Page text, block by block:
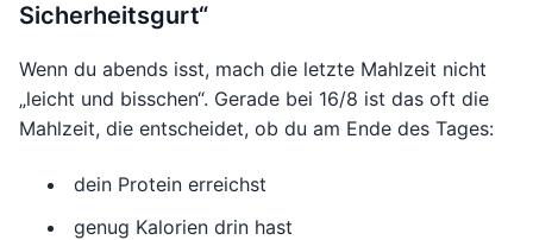
Sicherheitsgurt“
Wenn du abends isst, mach die letzte Mahlzeit nicht
„leicht und bisschen“. Gerade bei 16/8 ist das oft die
Mahlzeit, die entscheidet, ob du am Ende des Tages:
dein Protein erreichst
genug Kalorien drin hast